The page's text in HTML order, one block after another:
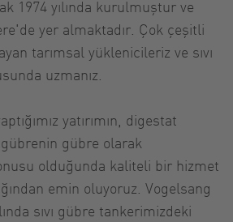
1974 yılında kurulmuştur ve
yer almaktadır. Çok çeşitli
tarımsal yüklenicileriz ve sıvı
uzmanız.
yatırımın, digestat
gübrenin gübre olarak
olduğunda kaliteli bir hizmet
emin oluyoruz. Vogelsang
sıvı gübre tankerimizdeki